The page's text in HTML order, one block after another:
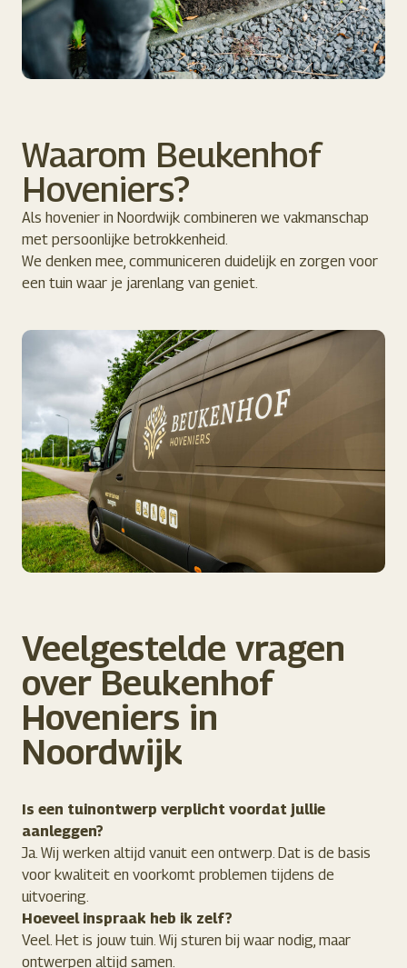
Waarom Beukenhof
Hoveniers?
Als hovenier in Noordwijk combineren we vakmanschap
met persoonlijke betrokkenheid.
We denken mee, communiceren duidelijk en zorgen voor
een tuin waar je jarenlang van geniet.
Veelgestelde vragen
over Beukenhof
Hoveniers in
Noordwijk
Is een tuinontwerp verplicht voordat jullie
aanleggen?
Ja. Wij werken altijd vanuit een ontwerp. Dat is de basis
voor kwaliteit en voorkomt problemen tijdens de
uitvoering.
Hoeveel inspraak heb ik zelf?
Veel. Het is jouw tuin. Wij sturen bij waar nodig, maar
ontwerpen altijd samen.